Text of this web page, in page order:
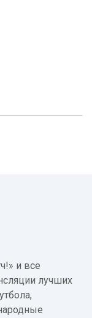
и все
лучших